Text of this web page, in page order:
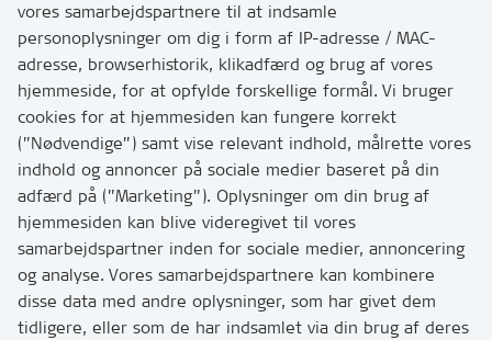
Kontakt
Skriv til os via Digital Post
Har du brug for at komme i kontakt med os? Se her
hvordan
Tip os om huller i vejen eller andet
T:7249 6000
Bemærk: vi har mange opkald mellem kl. 10 og 11
Links
vores samarbejdspartnere til at indsamle
personoplysninger om dig i form af IP-adresse / MAC-
adresse, browserhistorik, klikadfærd og brug af vores
hjemmeside, for at opfylde forskellige formål. Vi bruger
cookies for at hjemmesiden kan fungere korrekt
(”Nødvendige”) samt vise relevant indhold, målrette vores
indhold og annoncer på sociale medier baseret på din
adfærd på (”Marketing”). Oplysninger om din brug af
hjemmesiden kan blive videregivet til vores
samarbejdspartner inden for sociale medier, annoncering
og analyse. Vores samarbejdspartnere kan kombinere
disse data med andre oplysninger, som har givet dem
tidligere, eller som de har indsamlet via din brug af deres